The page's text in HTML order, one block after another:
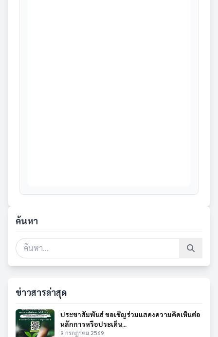
ค้นหา
ข่าวสารล่าสุด
ประชาสัมพันธ์ ขอเชิญร่วมแสดงความคิดเห็นต่อ
หลักการหรือประเด็น...
9 กรกฎาคม 2569